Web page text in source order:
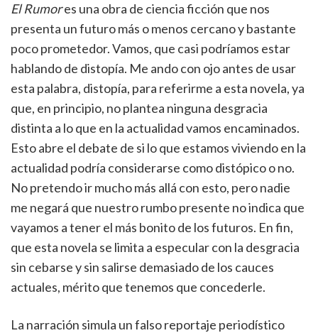
El Rumores una obra de ciencia ficción que nos
presenta un futuro más o menos cercano y bastante
poco prometedor. Vamos, que casi podríamos estar
hablando de distopía. Me ando con ojo antes de usar
esta palabra, distopía, para referirme a esta novela, ya
que, en principio, no plantea ninguna desgracia
distinta a lo que en la actualidad vamos encaminados.
Esto abre el debate de si lo que estamos viviendo en la
actualidad podría considerarse como distópico o no.
No pretendo ir mucho más allá con esto, pero nadie
me negará que nuestro rumbo presente no indica que
vayamos a tener el más bonito de los futuros. En fin,
que esta novela se limita a especular con la desgracia
sin cebarse y sin salirse demasiado de los cauces
actuales, mérito que tenemos que concederle.
La narración simula un falso reportaje periodístico